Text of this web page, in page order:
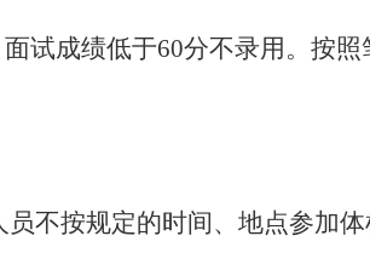
试成绩低于60分不录用。按
不按规定的时间、地点参加